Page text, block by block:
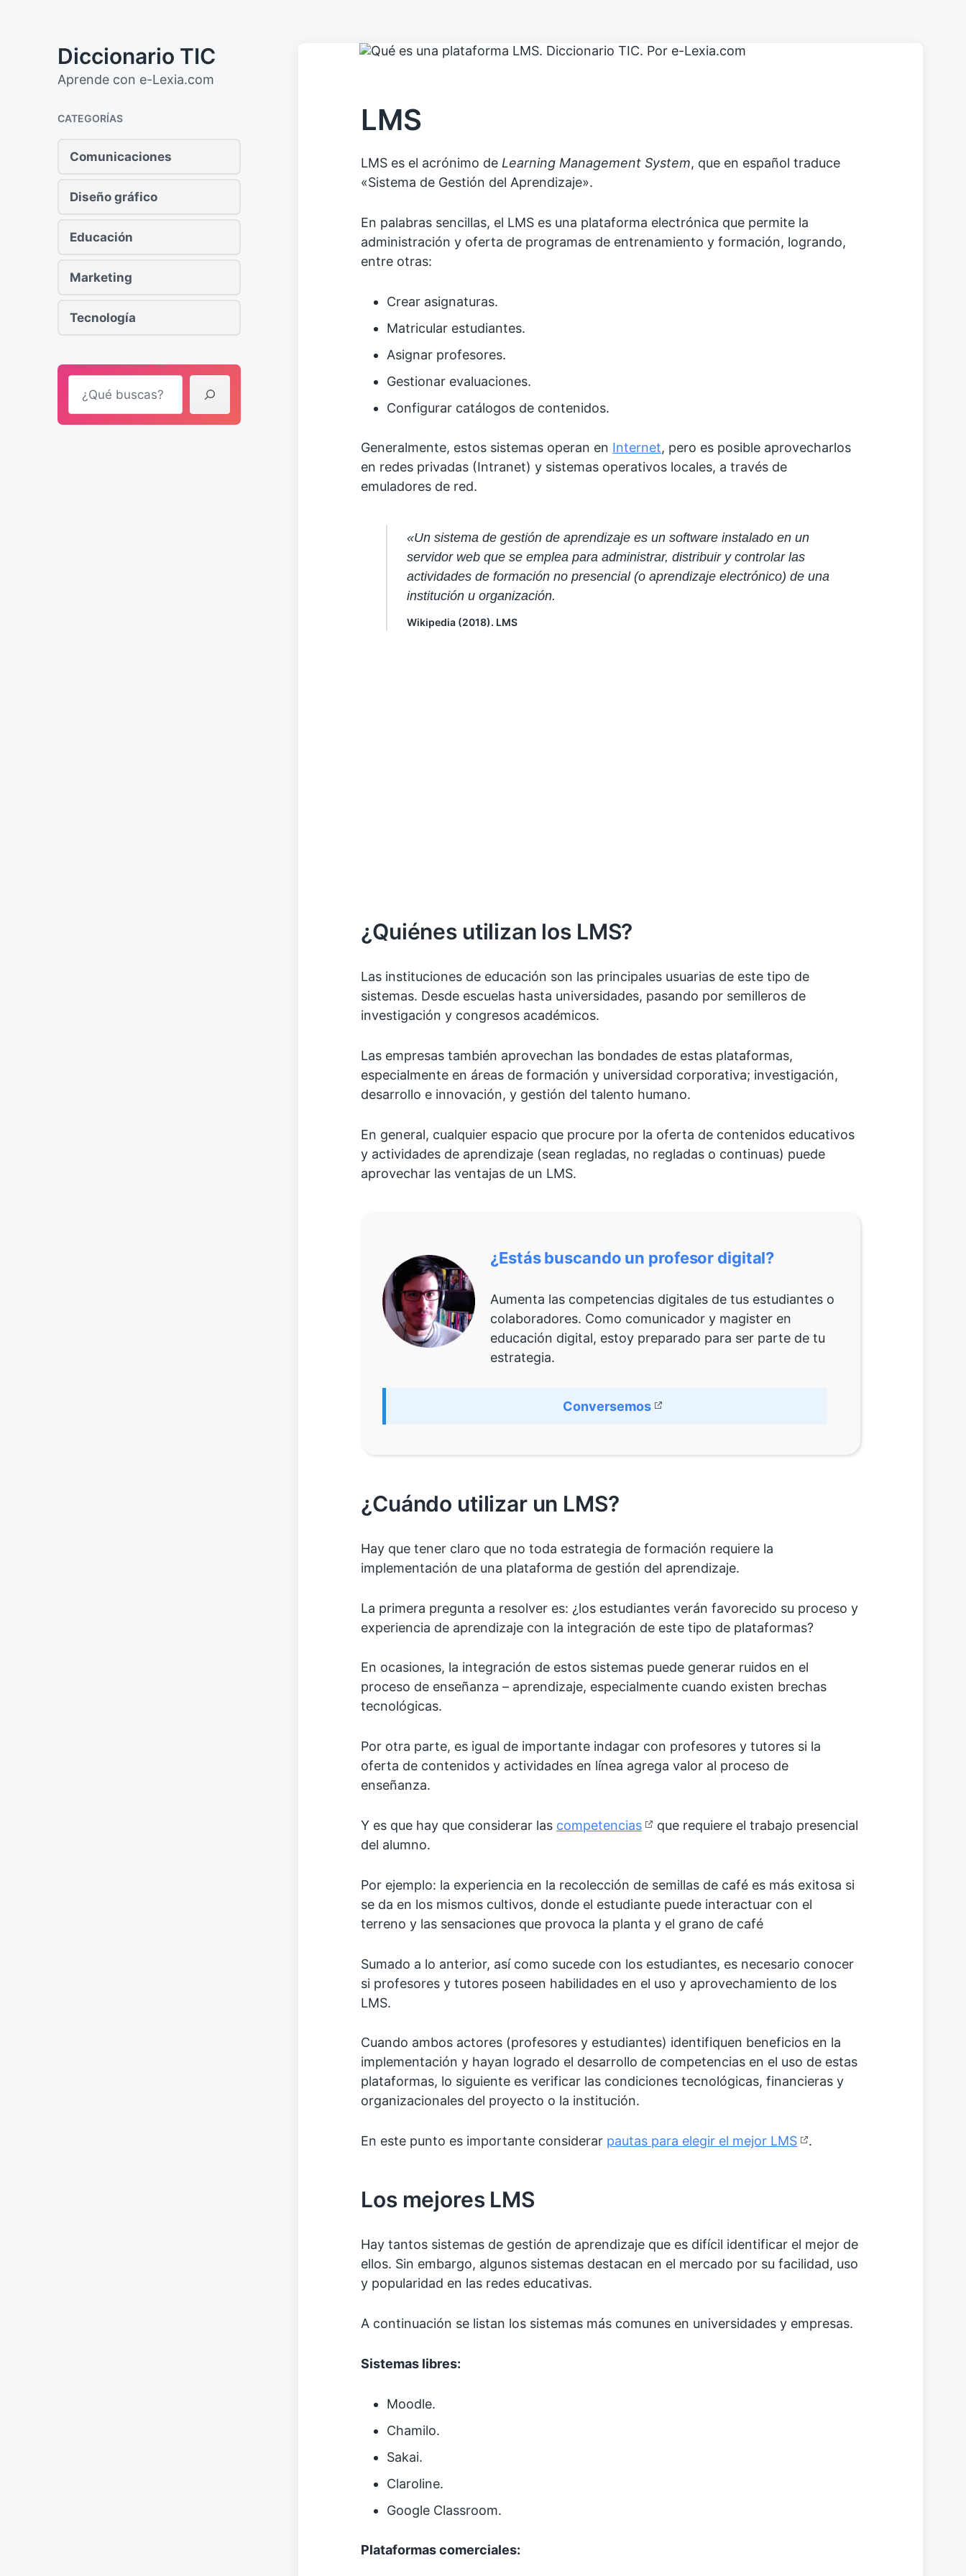
Diccionario TIC
Aprende con e-Lexia.com
CATEGORÍAS
Comunicaciones
Diseño gráfico
Educación
Marketing
Tecnología
LMS
LMS es el acrónimo de Learning Management System, que en español traduce
«Sistema de Gestión del Aprendizaje».
En palabras sencillas, el LMS es una plataforma electrónica que permite la
administración y oferta de programas de entrenamiento y formación, logrando,
entre otras:
Crear asignaturas.
Matricular estudiantes.
Asignar profesores.
Gestionar evaluaciones.
Configurar catálogos de contenidos.
Generalmente, estos sistemas operan en Internet, pero es posible aprovecharlos
en redes privadas (Intranet) y sistemas operativos locales, a través de
emuladores de red.
«Un sistema de gestión de aprendizaje es un software instalado en un
servidor web que se emplea para administrar, distribuir y controlar las
actividades de formación no presencial (o aprendizaje electrónico) de una
institución u organización.
Wikipedia (2018). LMS
¿Quiénes utilizan los LMS?
Las instituciones de educación son las principales usuarias de este tipo de
sistemas. Desde escuelas hasta universidades, pasando por semilleros de
investigación y congresos académicos.
Las empresas también aprovechan las bondades de estas plataformas,
especialmente en áreas de formación y universidad corporativa; investigación,
desarrollo e innovación, y gestión del talento humano.
En general, cualquier espacio que procure por la oferta de contenidos educativos
y actividades de aprendizaje (sean regladas, no regladas o continuas) puede
aprovechar las ventajas de un LMS.
¿Estás buscando un profesor digital?
Aumenta las competencias digitales de tus estudiantes o
colaboradores. Como comunicador y magister en
educación digital, estoy preparado para ser parte de tu
estrategia.
Conversemos
¿Cuándo utilizar un LMS?
Hay que tener claro que no toda estrategia de formación requiere la
implementación de una plataforma de gestión del aprendizaje.
La primera pregunta a resolver es: ¿los estudiantes verán favorecido su proceso y
experiencia de aprendizaje con la integración de este tipo de plataformas?
En ocasiones, la integración de estos sistemas puede generar ruidos en el
proceso de enseñanza – aprendizaje, especialmente cuando existen brechas
tecnológicas.
Por otra parte, es igual de importante indagar con profesores y tutores si la
oferta de contenidos y actividades en línea agrega valor al proceso de
enseñanza.
Y es que hay que considerar las competencias
que requiere el trabajo presencial
del alumno.
Por ejemplo: la experiencia en la recolección de semillas de café es más exitosa si
se da en los mismos cultivos, donde el estudiante puede interactuar con el
terreno y las sensaciones que provoca la planta y el grano de café
Sumado a lo anterior, así como sucede con los estudiantes, es necesario conocer
si profesores y tutores poseen habilidades en el uso y aprovechamiento de los
LMS.
Cuando ambos actores (profesores y estudiantes) identifiquen beneficios en la
implementación y hayan logrado el desarrollo de competencias en el uso de estas
plataformas, lo siguiente es verificar las condiciones tecnológicas, financieras y
organizacionales del proyecto o la institución.
En este punto es importante considerar pautas para elegir el mejor LMS .
Los mejores LMS
Hay tantos sistemas de gestión de aprendizaje que es difícil identificar el mejor de
ellos. Sin embargo, algunos sistemas destacan en el mercado por su facilidad, uso
y popularidad en las redes educativas.
A continuación se listan los sistemas más comunes en universidades y empresas.
Sistemas libres:
Moodle.
Chamilo.
Sakai.
Claroline.
Google Classroom.
Plataformascomerciales: